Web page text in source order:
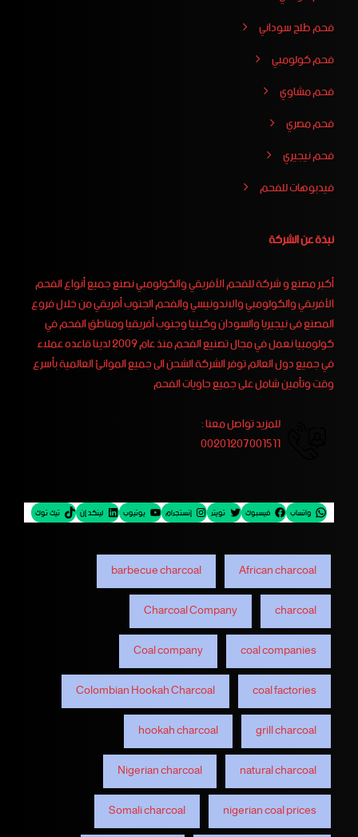
فحم طلح سوداني
فحم كولومبي
فحم مشاوي
فحم مصري
فحم نيجيري
فيدبوهات للفحم
نبذة عن الشركة
أكبر مصنع و شركة للفحم الأفريقي والكولومبي نصنع جميع أنواع الفحم
الأفريقي والكولومبي والاندونيسي والفحم الجنوب أفريقي من خلال فروع
المصنع فى نيجيريا والسودان وكينيا وجنوب أفريقيا ومناطق الفحم في
كولومبيا نعمل في مجال تصنيع الفحم منذ عام 2009 لدينا قاعده عملاء
في جميع دول العالم توفر الشركة الشحن الى جميع الموانئ العالمية بأسرع
وقت وتأمين شامل على جميع حاويات الفحم
للمزيد تواصل معنا :
00201207001511
واتساب فيسبوك تويتر إنستجرام يوتيوب لينكد إن تيك توك
African charcoal
barbecue charcoal
charcoal
Charcoal Company
coal companies
Coal company
coal factories
Colombian Hookah Charcoal
grill charcoal
hookah charcoal
natural charcoal
Nigerian charcoal
nigerian coal prices
Somali charcoal